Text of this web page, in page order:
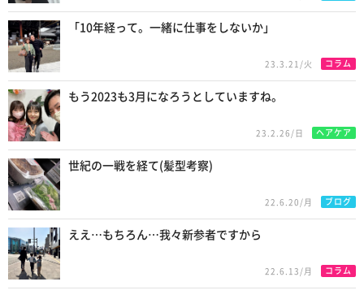
「10年経って。一緒に仕事をしないか」
23.3.21/火 コラム
もう2023も3月になろうとしていますね。
23.2.26/日 ヘアケア
世紀の一戦を経て(髪型考察)
22.6.20/月 ブログ
ええ…もちろん…我々新参者ですから
22.6.13/月 コラム